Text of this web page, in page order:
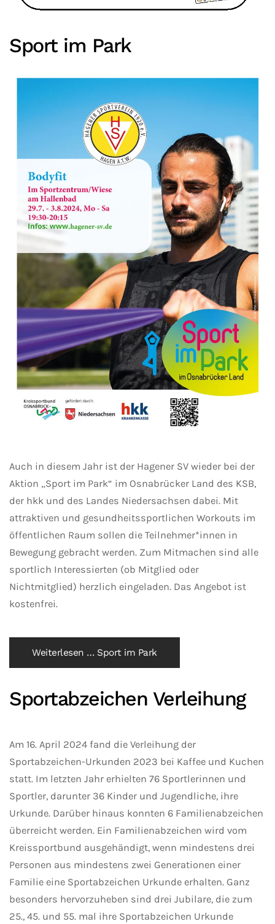
Sport im Park
Auch in diesem Jahr ist der Hagener SV wieder bei der
Aktion „Sport im Park“ im Osnabrücker Land des KSB,
der hkk und des Landes Niedersachsen dabei. Mit
attraktiven und gesundheitssportlichen Workouts im
öffentlichen Raum sollen die Teilnehmer*innen in
Bewegung gebracht werden. Zum Mitmachen sind alle
sportlich Interessierten (ob Mitglied oder
Nichtmitglied) herzlich eingeladen. Das Angebot ist
kostenfrei.
Weiterlesen … Sport im Park
Sportabzeichen Verleihung
Am 16. April 2024 fand die Verleihung der
Sportabzeichen-Urkunden 2023 bei Kaffee und Kuchen
statt. Im letzten Jahr erhielten 76 Sportlerinnen und
Sportler, darunter 36 Kinder und Jugendliche, ihre
Urkunde. Darüber hinaus konnten 6 Familienabzeichen
überreicht werden. Ein Familienabzeichen wird vom
Kreissportbund ausgehändigt, wenn mindestens drei
Personen aus mindestens zwei Generationen einer
Familie eine Sportabzeichen Urkunde erhalten. Ganz
besonders hervorzuheben sind drei Jubilare, die zum
25., 45. und 55. mal ihre Sportabzeichen Urkunde